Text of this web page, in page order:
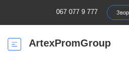
067 077 9 777
ArtexPromGroup